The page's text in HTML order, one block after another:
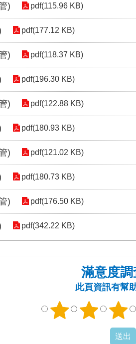
) pdf(115.96 KB)
pdf(177.12 KB)
) pdf(118.37 KB)
pdf(196.30 KB)
) pdf(122.88 KB)
pdf(180.93 KB)
) pdf(121.02 KB)
pdf(180.73 KB)
) pdf(176.50 KB)
pdf(342.22 KB)
滿意度調
此頁資訊有幫